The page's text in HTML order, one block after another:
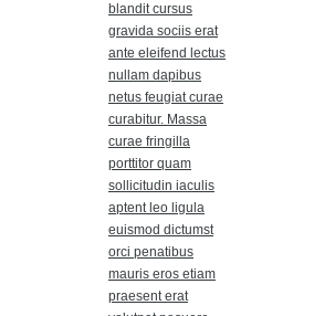
blandit cursus
gravida sociis erat
ante eleifend lectus
nullam dapibus
netus feugiat curae
curabitur. Massa
curae fringilla
porttitor quam
sollicitudin iaculis
aptent leo ligula
euismod dictumst
orci penatibus
mauris eros etiam
praesent erat